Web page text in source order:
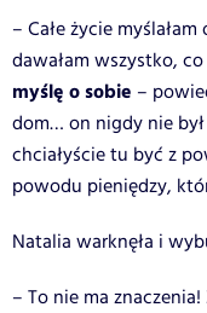
– Całe życie
dawałam wszystko, co
myślę o sobie –
dom… on nigdy nie
chciałyście tu być z
powodu pieniędzy,
Natalia warknęła i
– To nie ma